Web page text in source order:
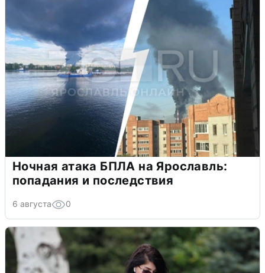
Ночная атака БПЛА на Ярославль:
попадания и последствия
6 августа 0